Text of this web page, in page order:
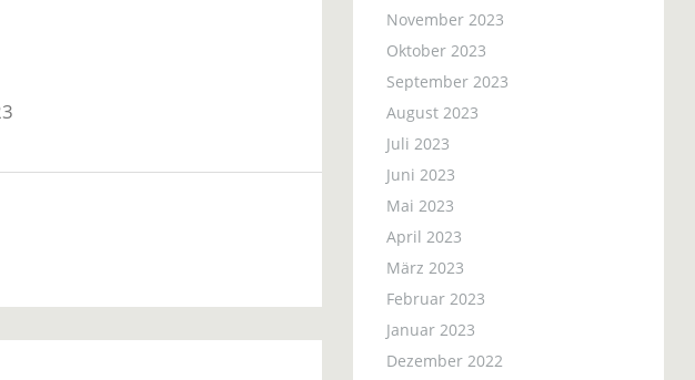
November 2023
Oktober 2023
September 2023
August 2023
Juli 2023
Juni 2023
Mai 2023
April 2023
März 2023
Februar 2023
Januar 2023
Dezember 2022